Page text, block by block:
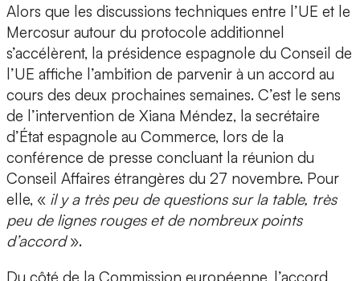
Alors que les discussions techniques entre l’UE et le
Mercosur autour du protocole additionnel
s’accélèrent, la présidence espagnole du Conseil de
l’UE affiche l’ambition de parvenir à un accord au
cours des deux prochaines semaines. C’est le sens
de l’intervention de Xiana Méndez, la secrétaire
d’État espagnole au Commerce, lors de la
conférence de presse concluant la réunion du
Conseil Affaires étrangères du 27 novembre. Pour
elle, « il y a très peu de questions sur la table, très
peu de lignes rouges et de nombreux points
d’accord».
Du côté de la Commission européenne, l’accord